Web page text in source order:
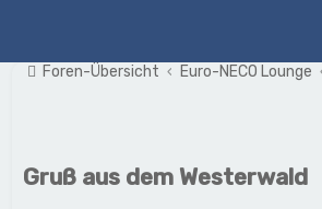
Foren-Übersicht Euro-NECO Lounge
Gruß aus dem Westerwald